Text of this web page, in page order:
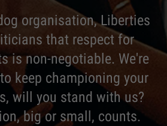
organisation, Liberties
that respect for
is non-negotiable. We're
keep championing your
will you stand with us?
big or small, counts.